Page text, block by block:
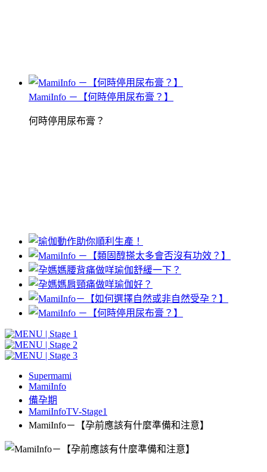
MamiInfo －【何時停用尿布膏？】
何時停用尿布膏？
Supermami
MamiInfo
備孕期
MamiInfoTV-Stage1
MamiInfo－【孕前應該有什麼準備和注意】